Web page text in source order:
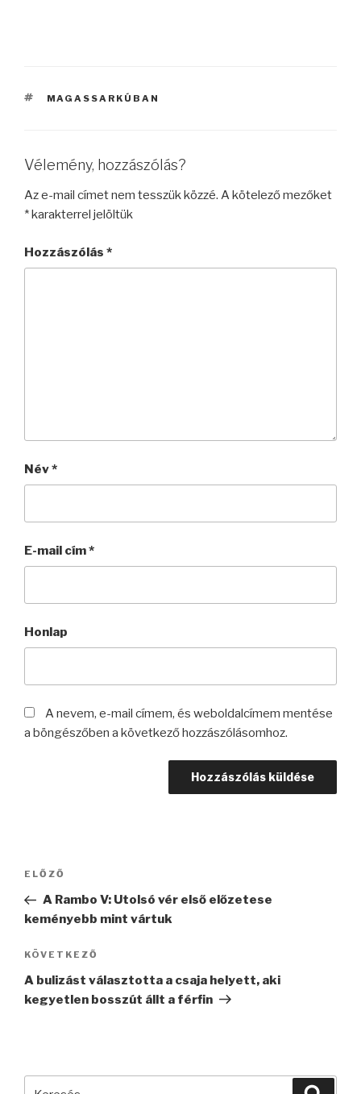
CÍMKÉK
MAGASSARKÚBAN
Vélemény, hozzászólás?
Az e-mail címet nem tesszük közzé. A kötelező mezőket
*karakterrel jelöltük
Hozzászólás *
Név*
E-mail cím*
Honlap
A nevem, e-mail címem, és weboldalcímem mentése
a böngészőben a következő hozzászólásomhoz.
Bejegyzés
Korábbi
bejegyzés
ELŐZŐ
A Rambo V: Utolsó vér első előzetese
keményebb mint vártuk
Következő
bejegyzés
KÖVETKEZŐ
A bulizást választotta a csaja helyett, aki
kegyetlen bosszút állt a férfin